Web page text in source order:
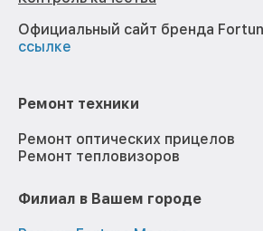
Официальный сайт бренда
ссылке
Ремонт техники
Ремонт оптических прицелов
Ремонт тепловизоров
Филиал в Вашем городе